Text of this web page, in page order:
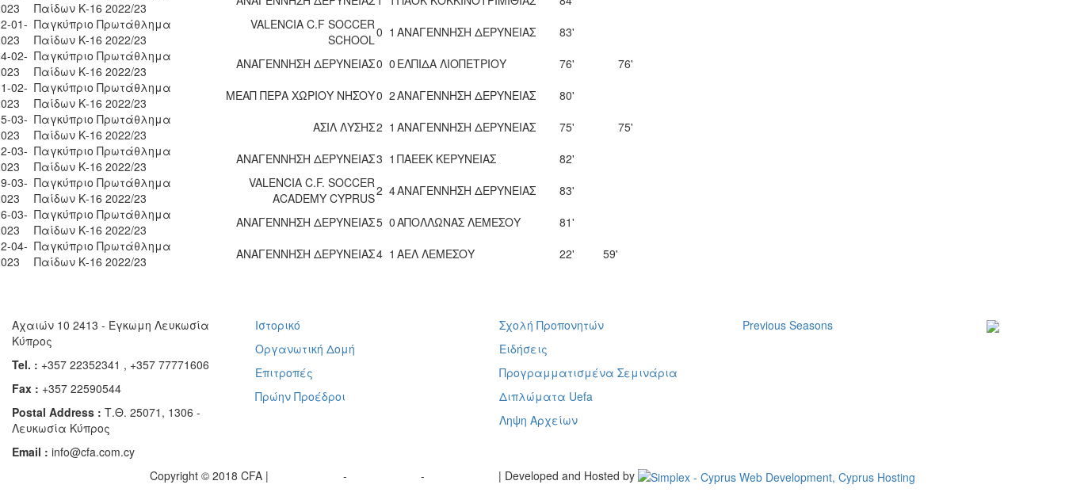
Παίδων Κ-16 2022/23
01- Παγκύπριο Πρωτάθλημα
Παίδων Κ-16 2022/23
VALENCIA C.F SOCCER
SCHOOL0 1 ΑΝΑΓΕΝΝΗΣΗ ΔΕΡΥΝΕΙΑΣ
83'
02- Παγκύπριο Πρωτάθλημα
Παίδων Κ-16 2022/23
ΑΝΑΓΕΝΝΗΣΗ ΔΕΡΥΝΕΙΑΣ0 0 ΕΛΠΙΔΑ ΛΙΟΠΕΤΡΙΟΥ 76'
76'
02- Παγκύπριο Πρωτάθλημα
Παίδων Κ-16 2022/23
ΜΕΑΠ ΠΕΡΑ ΧΩΡΙΟΥ ΝΗΣΟΥ0 2ΑΝΑΓΕΝΝΗΣΗ ΔΕΡΥΝΕΙΑΣ
80'
03- Παγκύπριο Πρωτάθλημα
Παίδων Κ-16 2022/23
ΑΣΙΛ ΛΥΣΗΣ2 1 ΑΝΑΓΕΝΝΗΣΗ ΔΕΡΥΝΕΙΑΣ 75'
75'
03- Παγκύπριο Πρωτάθλημα
Παίδων Κ-16 2022/23
ΑΝΑΓΕΝΝΗΣΗ ΔΕΡΥΝΕΙΑΣ3 1 ΠΑΕΕΚ ΚΕΡΥΝΕΙΑΣ
82'
03- Παγκύπριο Πρωτάθλημα
Παίδων Κ-16 2022/23
VALENCIA C.F. SOCCER
ACADEMY CYPRUS2 4ΑΝΑΓΕΝΝΗΣΗ ΔΕΡΥΝΕΙΑΣ
83'
03- Παγκύπριο Πρωτάθλημα
Παίδων Κ-16 2022/23
ΑΝΑΓΕΝΝΗΣΗ ΔΕΡΥΝΕΙΑΣ5 0ΑΠΟΛΛΩΝΑΣ ΛΕΜΕΣΟΥ
81'
04- Παγκύπριο Πρωτάθλημα
Παίδων Κ-16 2022/23
ΑΝΑΓΕΝΝΗΣΗ ΔΕΡΥΝΕΙΑΣ4 1 ΑΕΛ ΛΕΜΕΣΟΥ 22' 59'
Αχαιών 10 2413 - Έγκωμη Λευκωσία
Κύπρος
Tel. : +357 22352341 , +357 77771606
Fax : +357 22590544
Postal Address : Τ.Θ. 25071, 1306 -
Λευκωσία Κύπρος
Email : info@cfa.com.cy
Ιστορικό
Οργανωτική Δομή
Επιτροπές
Πρώην Προέδροι
Σχολή Προπονητών
Ειδήσεις
Προγραμματισμένα Σεμινάρια
Διπλώματα Uefa
Ληψη Αρχείων
Previous Seasons
Copyright © 2018 CFA | - -
| Developed and Hosted by